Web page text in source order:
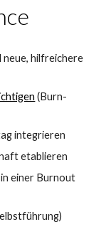
neue, hilfreichere
(Burn-
integrieren
etablieren
in einer Burnout